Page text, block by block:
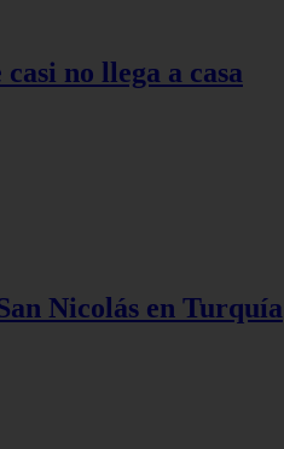
no llega a casa
Nicolás en Turquía